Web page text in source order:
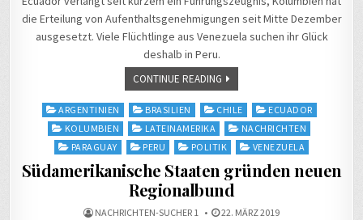
die Erteilung von Aufenthaltsgenehmigungen seit Mitte Dezember
ausgesetzt. Viele Flüchtlinge aus Venezuela suchen ihr Glück
deshalb in Peru.
CONTINUE READING
Posted
ARGENTINIEN BRASILIEN CHILE
ECUADOR
KOLUMBIEN
LATEINAMERIKA
NACHRICHTEN
PARAGUAY
PERU POLITIK VENEZUELA
Südamerikanische Staaten gründen neuen
Regionalbund
NACHRICHTEN-SUCHER 1 22. MÄRZ 2019